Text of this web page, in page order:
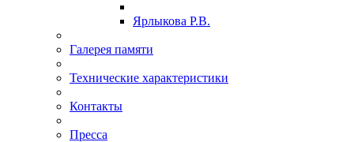
Ярлыкова Р.В.
Галерея памяти
Технические характеристики
Контакты
Пресса